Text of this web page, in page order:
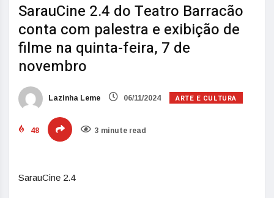
SarauCine 2.4 do Teatro Barracão
conta com palestra e exibição de
filme na quinta-feira, 7 de
novembro
Lazinha Leme 06/11/2024 ARTE E CULTURA
48 3 minute read
SarauCine 2.4